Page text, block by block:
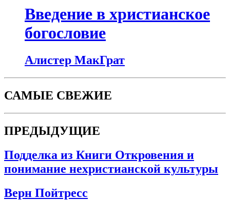
Введение в христианское
богословие
Алистер МакГрат
САМЫЕ СВЕЖИЕ
ПРЕДЫДУЩИЕ
Подделка из Книги Откровения и
понимание нехристианской культуры
Верн Пойтресс